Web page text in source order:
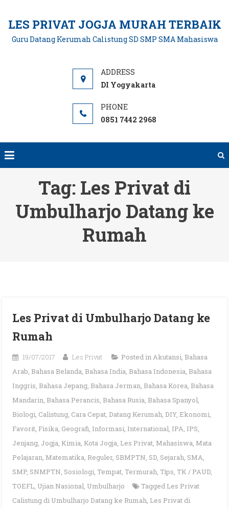
content
LES PRIVAT JOGJA MURAH TERBAIK
Guru Datang Kerumah Calistung SD SMP SMA Mahasiswa
DI Yogyakarta
0851 7442 2968
Tag: Les Privat di
Umbulharjo Datang ke
Rumah
Les Privat di Umbulharjo Datang ke
Rumah
19/07/2017 Les Privat Posted inAkutansi, Bahasa
Arab, Bahasa Belanda, Bahasa India, Bahasa Indonesia, Bahasa
Inggris, Bahasa Jepang, Bahasa Jerman, Bahasa Korea, Bahasa
Mandarin, Bahasa Perancis, Bahasa Rusia, Bahasa Spanyol,
Biologi, Calistung, Cara Cepat, Datang Kerumah, DIY, Ekonomi,
Favorit, Fisika, Geografi, Informasi, International, IPA, IPS,
Jenjang, Jogja, Kimia, Kota Jogja, Les Privat, Mahasiswa, Mata
Pelajaran, Matematika, Reguler, SBMPTN, SD, Sejarah, SMA,
SMP, SNMPTN, Sosiologi, Tempat, Termurah, Tips, TK / PAUD,
TOEFL, Ujian Nasional, Umbulharjo Tagged Les Privat
Calistung di Umbulharjo Datang ke Rumah, Les Privat di